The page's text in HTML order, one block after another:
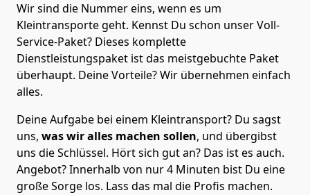
Wir sind die Nummer eins, wenn es um
Kleintransporte geht. Kennst Du schon unser Voll-
Service-Paket? Dieses komplette
Dienstleistungspaket ist das meistgebuchte Paket
überhaupt. Deine Vorteile? Wir übernehmen einfach
alles.
Deine Aufgabe bei einem Kleintransport? Du sagst
uns, was wir alles machen sollen, und übergibst
uns die Schlüssel. Hört sich gut an? Das ist es auch.
Angebot? Innerhalb von nur 4 Minuten bist Du eine
große Sorge los. Lass das mal die Profis machen.